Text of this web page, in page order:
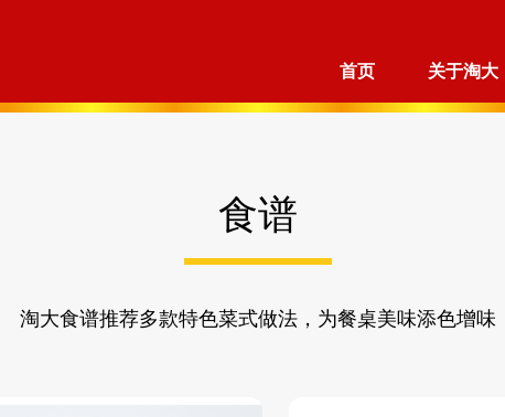
首页 关于淘大
食谱
淘大食谱推荐多款特色菜式做法，为餐桌美味添色增味